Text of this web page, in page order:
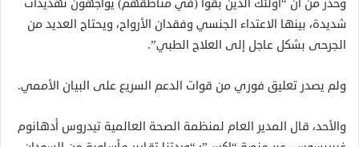
شديدة، بينها الاعتداء الجنسي وفقدان الأرواح، ويحتاج العديد من
الجرحى بشكل عاجل إلى العلاج الطبي”.
ولم يصدر تعليق فوري من قوات الدعم السريع على البيان الأممي.
والأحد، قال المدير العام لمنظمة الصحة العالمية تيدروس أدهانوم